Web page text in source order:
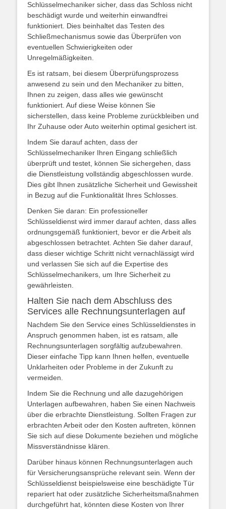
Schlüsselmechaniker sicher, dass das Schloss nicht
beschädigt wurde und weiterhin einwandfrei
funktioniert. Dies beinhaltet das Testen des
Schließmechanismus sowie das Überprüfen von
eventuellen Schwierigkeiten oder
Unregelmäßigkeiten.
Es ist ratsam, bei diesem Überprüfungsprozess
anwesend zu sein und den Mechaniker zu bitten,
Ihnen zu zeigen, dass alles wie gewünscht
funktioniert. Auf diese Weise können Sie
sicherstellen, dass keine Probleme zurückbleiben und
Ihr Zuhause oder Auto weiterhin optimal gesichert ist.
Indem Sie darauf achten, dass der
Schlüsselmechaniker Ihren Eingang schließlich
überprüft und testet, können Sie sichergehen, dass
die Dienstleistung vollständig abgeschlossen wurde.
Dies gibt Ihnen zusätzliche Sicherheit und Gewissheit
in Bezug auf die Funktionalität Ihres Schlosses.
Denken Sie daran: Ein professioneller
Schlüsseldienst wird immer darauf achten, dass alles
ordnungsgemäß funktioniert, bevor er die Arbeit als
abgeschlossen betrachtet. Achten Sie daher darauf,
dass dieser wichtige Schritt nicht vernachlässigt wird
und verlassen Sie sich auf die Expertise des
Schlüsselmechanikers, um Ihre Sicherheit zu
gewährleisten.
Halten Sie nach dem Abschluss des
Services alle Rechnungsunterlagen auf
Nachdem Sie den Service eines Schlüsseldienstes in
Anspruch genommen haben, ist es ratsam, alle
Rechnungsunterlagen sorgfältig aufzubewahren.
Dieser einfache Tipp kann Ihnen helfen, eventuelle
Unklarheiten oder Probleme in der Zukunft zu
vermeiden.
Indem Sie die Rechnung und alle dazugehörigen
Unterlagen aufbewahren, haben Sie einen Nachweis
über die erbrachte Dienstleistung. Sollten Fragen zur
erbrachten Arbeit oder den Kosten auftreten, können
Sie sich auf diese Dokumente beziehen und mögliche
Missverständnisse klären.
Darüber hinaus können Rechnungsunterlagen auch
für Versicherungsansprüche relevant sein. Wenn der
Schlüsseldienst beispielsweise eine beschädigte Tür
repariert hat oder zusätzliche Sicherheitsmaßnahmen
durchgeführt hat, könnten diese Kosten von Ihrer